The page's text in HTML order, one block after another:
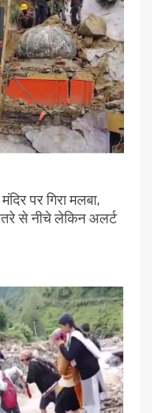
पर गिरा मलबा,
से नीचे लेकिन अलर्ट